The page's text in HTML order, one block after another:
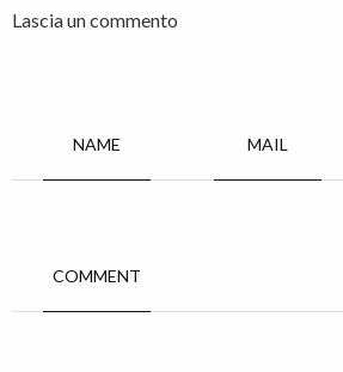
Lascia un commento
NAME MAIL
COMMENT